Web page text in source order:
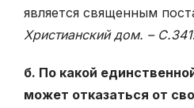
является священным
Христианский дом. – С.341.
б. По какой
может отказаться от